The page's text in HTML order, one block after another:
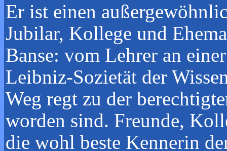
Er ist einen
Jubilar, Kollege und
Banse: vom Lehrer an
Leibniz-Sozietät der
Weg regt zu der
worden sind. Freunde,
die wohl beste Kennerin